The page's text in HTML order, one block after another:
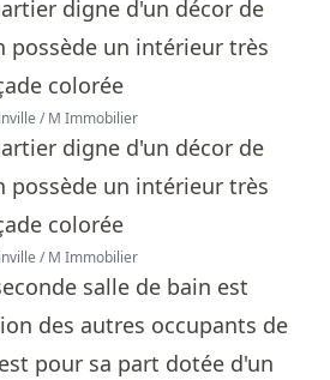
/ M Immobilier
/ M Immobilier
salle de bain est
des autres occupants de
pour sa part dotée d'un